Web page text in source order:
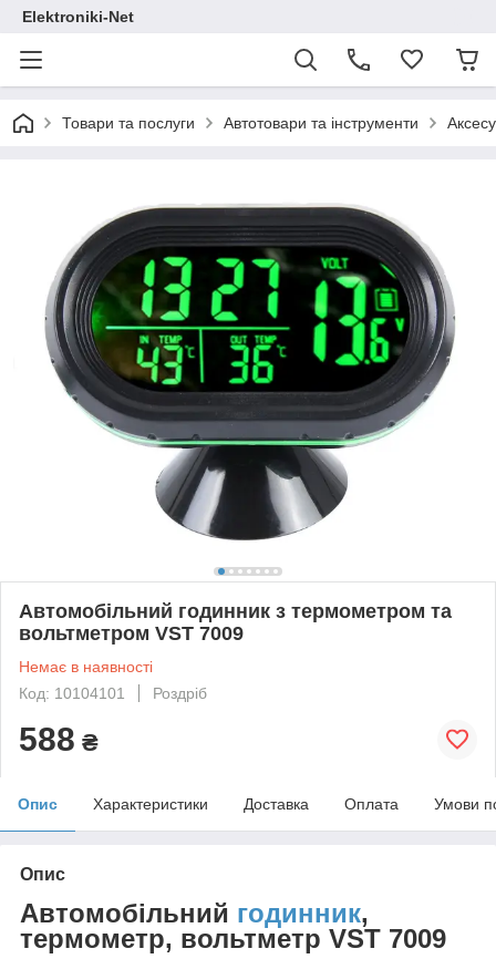
Elektroniki-Net
Товари та послуги Автотовари та інструменти
Автомобільний годинник з термометром та
вольтметром VST 7009
Немає в наявності
Код: 10104101
Роздріб
588 ₴
Опис Характеристики Доставка Оплата Умови
Опис
Автомобільний годинник,
термометр, вольтметр VST 7009